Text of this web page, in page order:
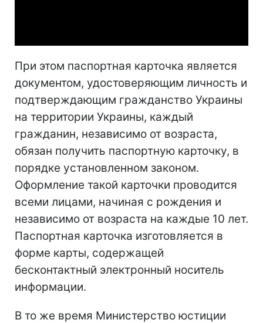
При этом паспортная карточка является
документом, удостоверяющим личность и
подтверждающим гражданство Украины
на территории Украины, каждый
гражданин, независимо от возраста,
обязан получить паспортную карточку, в
порядке установленном законом.
Оформление такой карточки проводится
всеми лицами, начиная с рождения и
независимо от возраста на каждые 10 лет.
Паспортная карточка изготовляется в
форме карты, содержащей
бесконтактный электронный носитель
информации.
В то же время Министерство юстиции